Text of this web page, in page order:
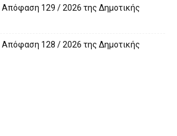
129 / 2026 της Δημοτικής
128 / 2026 της Δημοτικής